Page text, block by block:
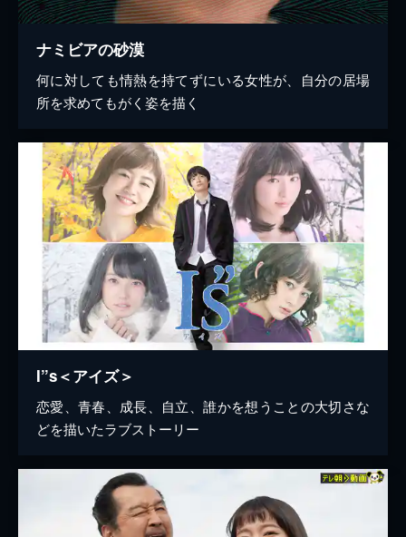
ナミビアの砂漠
何に対しても情熱を持てずにいる女性が、自分の居場
所を求めてもがく姿を描く
I”s＜アイズ＞
恋愛、青春、成長、自立、誰かを想うことの大切さな
どを描いたラブストーリー